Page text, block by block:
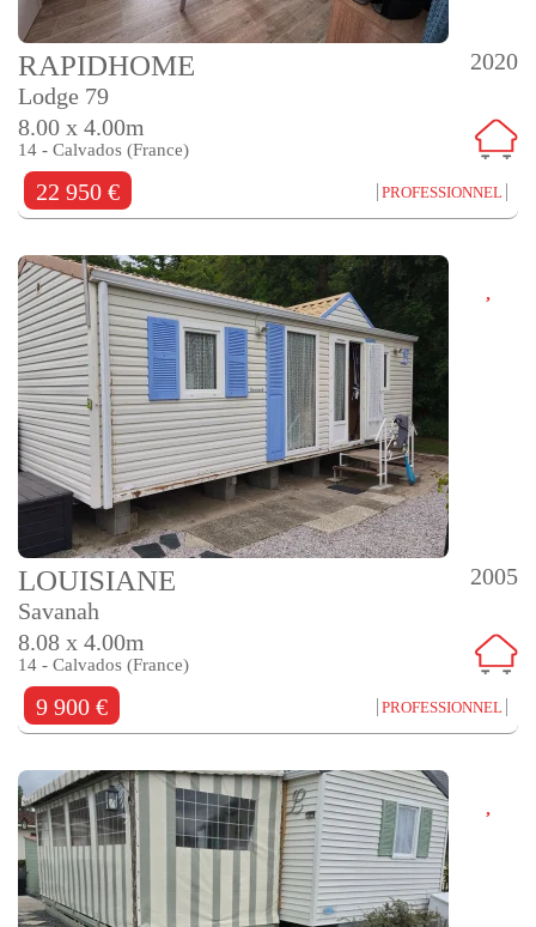
2020
RAPIDHOME
Lodge 79
8.00 x 4.00m
14 - Calvados (France)
22 950 € PROFESSIONNEL
2005
LOUISIANE
Savanah
8.08 x 4.00m
14 - Calvados (France)
9 900 € PROFESSIONNEL